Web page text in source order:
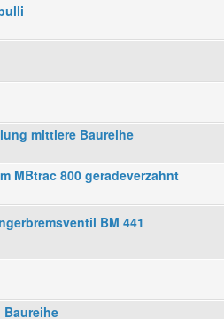
mittlere Baureihe
MBtrac 800 geradeverzahnt
BM 441
Baureihe